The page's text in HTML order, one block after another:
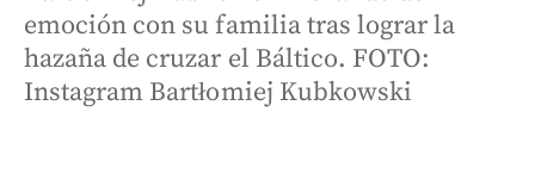
emoción con su familia tras lograr la
hazaña de cruzar el Báltico. FOTO:
Instagram Bartłomiej Kubkowski